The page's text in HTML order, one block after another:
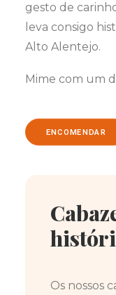
gesto de
leva consigo
Alto Alentejo.
Mime com um
ENCOMENDAR
Os nossos